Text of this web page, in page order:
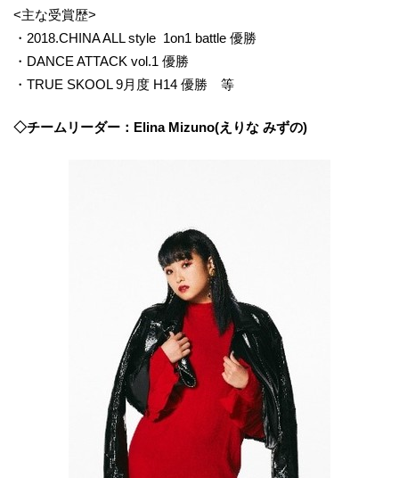
<主な受賞歴>
・2018.CHINA ALL style 1on1 battle 優勝
・DANCE ATTACK vol.1 優勝
・TRUE SKOOL 9月度 H14 優勝 等
◇チームリーダー：Elina Mizuno(えりな みずの)